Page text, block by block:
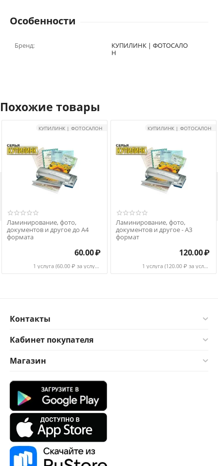
Особенности
Бренд:
КУПИЛИНК | ФОТОСАЛО
Н
Похожие товары
КУПИЛИНК | ФОТОСАЛОН
Ламинирование, фото,
документов и другое до А4
формата
60.00₽
1 услуга (60.00 ₽ за услуга)
КУПИЛИНК | ФОТОСАЛОН
Ламинирование, фото,
документов и другое - А3
формат
120.00₽
1 услуга (120.00 ₽ за услуга)
Контакты
Кабинет покупателя
Магазин